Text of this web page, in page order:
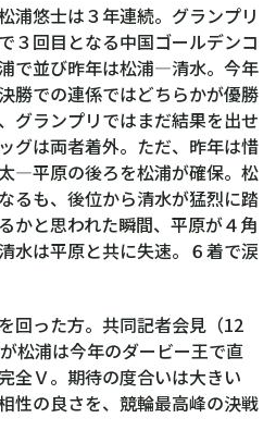
浦悠士は３年連続。グランプリ
３回目となる中国ゴールデンコ
で並び昨年は松浦―清水。今年
勝での連係ではどちらかが優勝
グランプリではまだ結果を出せ
グは両者着外。ただ、昨年は惜
―平原の後ろを松浦が確保。松
るも、後位から清水が猛烈に踏
かと思われた瞬間、平原が４角
水は平原と共に失速。６着で涙
回った方。共同記者会見（12
松浦は今年のダービー王で直
全Ｖ。期待の度合いは大きい
性の良さを、競輪最高峰の決戦